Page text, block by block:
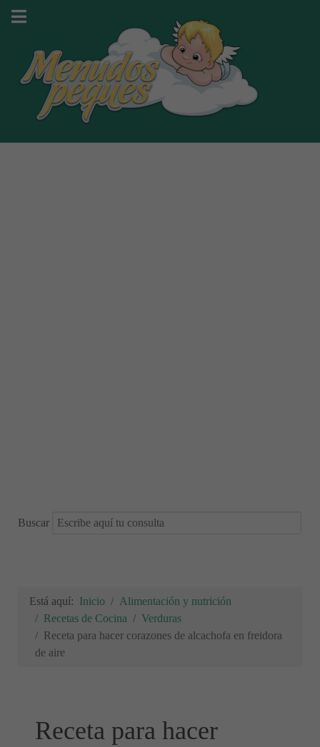
Buscar
Está aquí: Inicio
Alimentación y nutrición
Recetas de Cocina
Verduras
Receta para hacer corazones de alcachofa en freidora
de aire
Receta para hacer